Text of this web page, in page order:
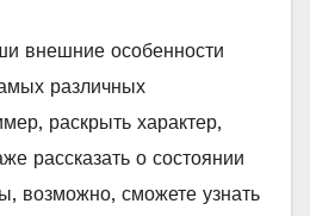
внешние особенности
различных
раскрыть характер,
рассказать о состоянии
возможно, сможете узнать